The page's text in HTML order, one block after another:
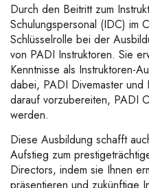
Durch den Beitritt zum
Schulungspersonal (IDC) im
Schlüsselrolle bei der
von PADI Instruktoren. Sie
Kenntnisse als Instruktoren-
dabei, PADI Divemaster und
darauf vorzubereiten, PADI
werden.
Diese Ausbildung schafft
Aufstieg zum
Directors, indem sie Ihnen